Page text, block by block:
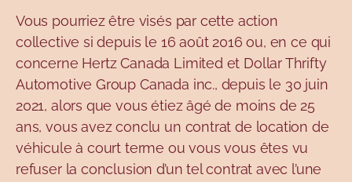
Vous pourriez être visés par cette action
collective si depuis le 16 août 2016 ou, en ce qui
concerne Hertz Canada Limited et Dollar Thrifty
Automotive Group Canada inc., depuis le 30 juin
2021, alors que vous étiez âgé de moins de 25
ans, vous avez conclu un contrat de location de
véhicule à court terme ou vous vous êtes vu
refuser la conclusion d’un tel contrat avec l’une